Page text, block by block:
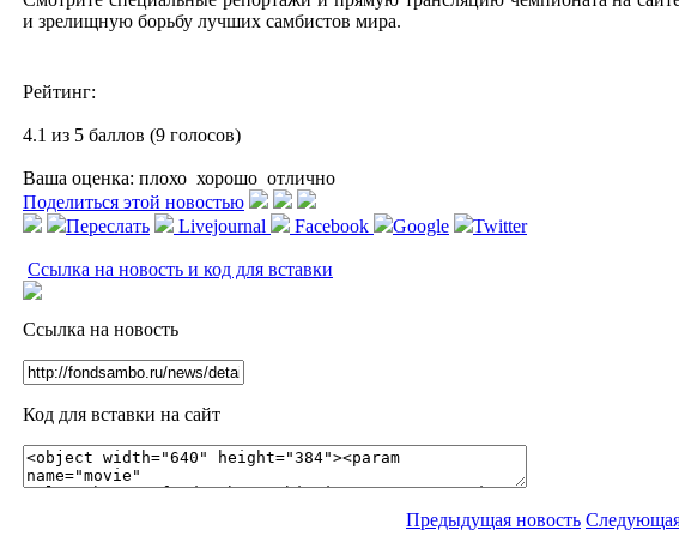
и зрелищную борьбу лучших самбистов мира.
Рейтинг:
4.1 из 5 баллов (9 голосов)
Ваша оценка: плохо хорошо отлично
Поделиться этой новостью
Переслать
Livejournal Facebook Google Twitter
Ссылка на новость и код для вставки
Ссылка на новость
Код для вставки на сайт
Предыдущая новость